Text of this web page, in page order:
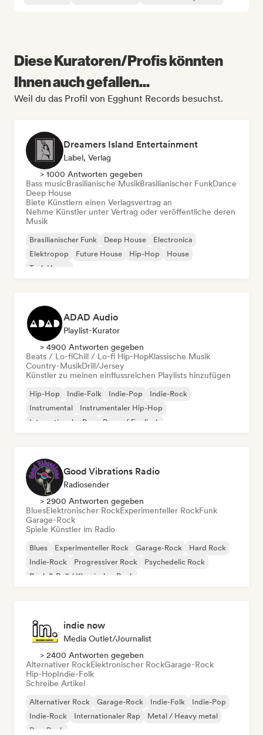
Diese Kuratoren/Profis könnten
Ihnen auch gefallen...
Weil du das Profil von Egghunt Records besuchst.
Dreamers Island Entertainment
Label, Verlag
> 1000 Antworten gegeben
Bass musicBrasilianische MusikBrasilianischer FunkDance
Deep House
Biete Künstlern einen Verlagsvertrag an
Nehme Künstler unter Vertrag oder veröffentliche deren
Musik
Brasilianischer Funk Deep House
Electronica
Elektropop
Future House Hip-Hop
House
Tech House
ADAD Audio
Playlist-Kurator
> 4900 Antworten gegeben
Beats / Lo-fiChill / Lo-fi Hip-HopKlassische Musik
Country-MusikDrill/Jersey
Künstler zu meinen einflussreichen Playlists hinzufügen
Hip-Hop Indie-Folk Indie-Pop
Indie-Rock
Instrumental
Instrumentaler Hip-Hop
Internationaler Rap
Rap auf Englisch
Good Vibrations Radio
Radiosender
> 2900 Antworten gegeben
BluesElektronischer RockExperimenteller RockFunk
Garage-Rock
Spiele Künstler im Radio
Blues Experimenteller Rock Garage-Rock
Hard Rock
Indie-Rock
Progressiver Rock
Psychedelic Rock
Rock & Roll / Klassischer Rock
indie now
Media Outlet/Journalist
> 2400 Antworten gegeben
Alternativer RockElektronischer RockGarage-Rock
Hip-HopIndie-Folk
Schreibe Artikel
Alternativer Rock Garage-Rock Indie-Folk
Indie-Pop
Indie-Rock
Internationaler Rap
Metal / Heavy metal
Pop-Rock